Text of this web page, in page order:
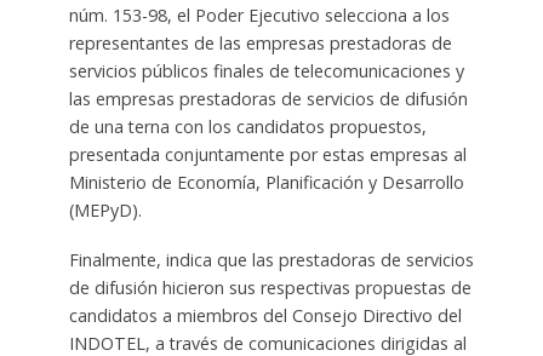
núm. 153-98, el Poder Ejecutivo selecciona a los
representantes de las empresas prestadoras de
servicios públicos finales de telecomunicaciones y
las empresas prestadoras de servicios de difusión
de una terna con los candidatos propuestos,
presentada conjuntamente por estas empresas al
Ministerio de Economía, Planificación y Desarrollo
(MEPyD).
Finalmente, indica que las prestadoras de servicios
de difusión hicieron sus respectivas propuestas de
candidatos a miembros del Consejo Directivo del
INDOTEL, a través de comunicaciones dirigidas al